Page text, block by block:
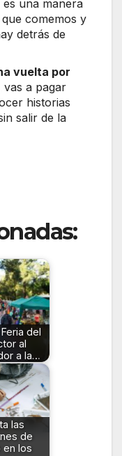
es una manera
comemos y
detrás de
vuelta por
a pagar
historias
salir de la
del
al
a la…
las
de
en los